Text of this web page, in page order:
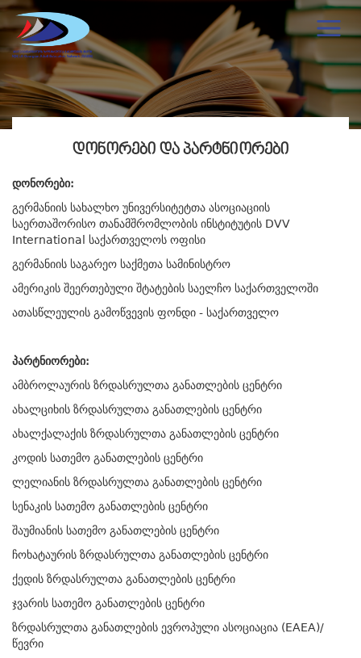
ᲓᲝᲜᲝᲠᲔᲑᲘ ᲓᲐ ᲞᲐᲠᲢᲜᲘᲝᲠᲔᲑᲘ
დონორები:
გერმანიის სახალხო უნივერსიტეტთა ასოციაციის
საერთაშორისო თანამშრომლობის ინსტიტუტის DVV
International საქართველოს ოფისი
გერმანიის საგარეო საქმეთა სამინისტრო
ამერიკის შეერთებული შტატების საელჩო საქართველოში
ათასწლეულის გამოწვევის ფონდი - საქართველო
პარტნიორები:
ამბროლაურის ზრდასრულთა განათლების ცენტრი
ახალციხის ზრდასრულთა განათლების ცენტრი
ახალქალაქის ზრდასრულთა განათლების ცენტრი
კოდის სათემო განათლების ცენტრი
ლელიანის ზრდასრულთა განათლების ცენტრი
სენაკის სათემო განათლების ცენტრი
შაუმიანის სათემო განათლების ცენტრი
ჩოხატაურის ზრდასრულთა განათლების ცენტრი
ქედის ზრდასრულთა განათლების ცენტრი
ჯვარის სათემო განათლების ცენტრი
ზრდასრულთა განათლების ევროპული ასოციაცია (EAEA)/
წევრი